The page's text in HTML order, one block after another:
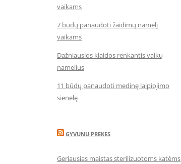
vaikams
7 būdų panaudoti žaidimų namelį
vaikams
Dažniausios klaidos renkantis vaikų
namelius
11 būdų panaudoti medinę laipiojimo
sienelę
GYVUNU PREKES
Geriausias maistas sterilizuotoms katėms